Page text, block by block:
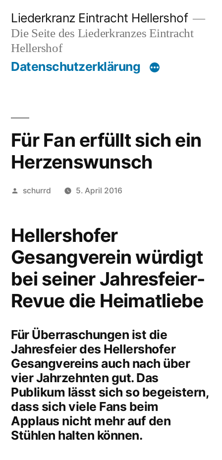
Inhalt
springen
Liederkranz Eintracht Hellershof
Die Seite des Liederkranzes Eintracht
Hellershof
Datenschutzerklärung
Für Fan erfüllt sich ein
Herzenswunsch
Veröffentlicht
schurrd 5. April 2016
Hellershofer
Gesangverein würdigt
bei seiner Jahresfeier-
Revue die Heimatliebe
Für Überraschungen ist die
Jahresfeier des Hellershofer
Gesangvereins auch nach über
vier Jahrzehnten gut. Das
Publikum lässt sich so begeistern,
dass sich viele Fans beim
Applaus nicht mehr auf den
Stühlen halten können.